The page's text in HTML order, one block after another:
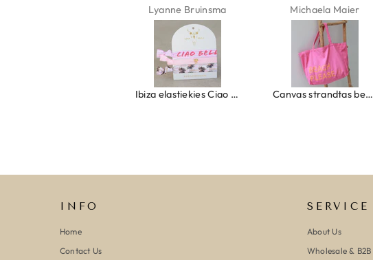
Lyanne Bruinsma
Ibiza elastiekjes Ciao Bella
Michaela Maier
Canvas strandtas beach please roze/oranje
INFO
Home
Contact Us
SERVICE
About Us
Wholesale & B2B